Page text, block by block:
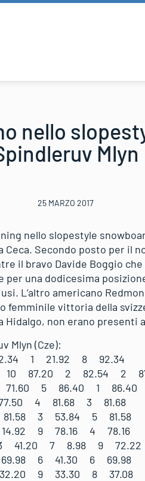
nello
Mlyn
25 MARZO 2017
nello slopestyle
Ceca. Secondo posto per il
il bravo Davide Boggio
una dodicesima
L’altro americano
femminile vittoria della
Hidalgo, non erano presenti
Mlyn (Cze):
1 21.92 8 92.34
10 87.20 2 82.54 2
71.60 5 86.40 1 86.40
4 81.68 3 81.68
81.58 3 53.84 5 81.58
14.92 9 78.16 4 78.16
3 41.20 7 8.98 9 72.22
69.98 6 41.30 6 69.98
32.20 9 33.30 8